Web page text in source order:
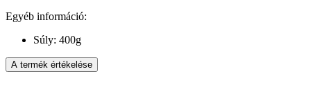
Egyéb információ:
Súly: 400g
A termék értékelése